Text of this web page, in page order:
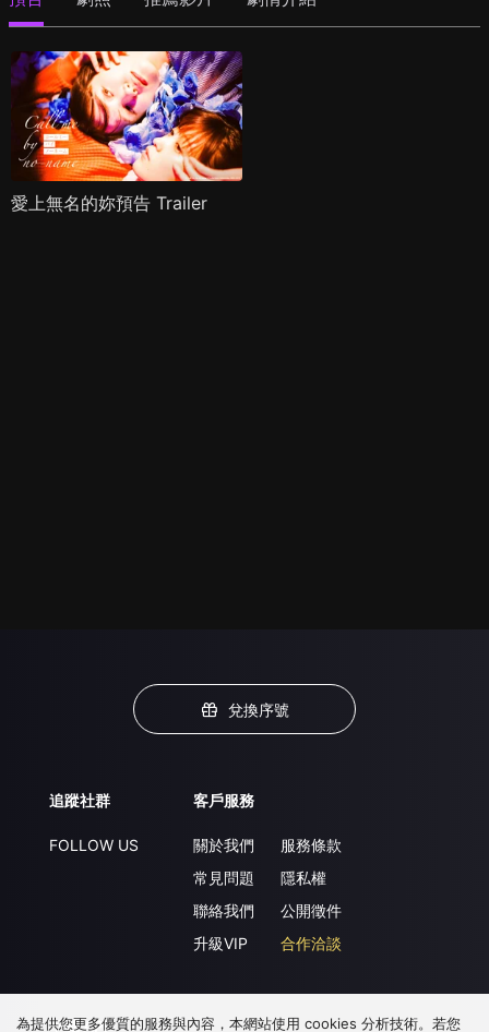
愛上無名的妳預告 Trailer
兌換序號
追蹤社群
FOLLOW US
客戶服務
關於我們
常見問題
聯絡我們
升級VIP
服務條款
隱私權
公開徵件
合作洽談
下載 APP
為提供您更多優質的服務與內容，本網站使用 cookies 分析技術。若您